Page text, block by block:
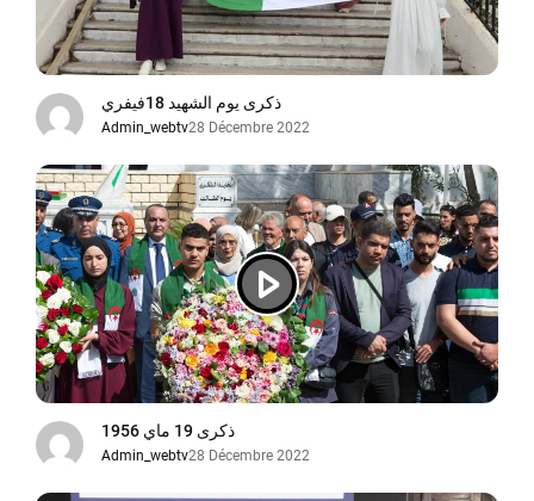
ذكرى يوم الشهيد 18فيفري
Admin_webtv28 Décembre 2022
ذكرى 19 ماي 1956
Admin_webtv28 Décembre 2022